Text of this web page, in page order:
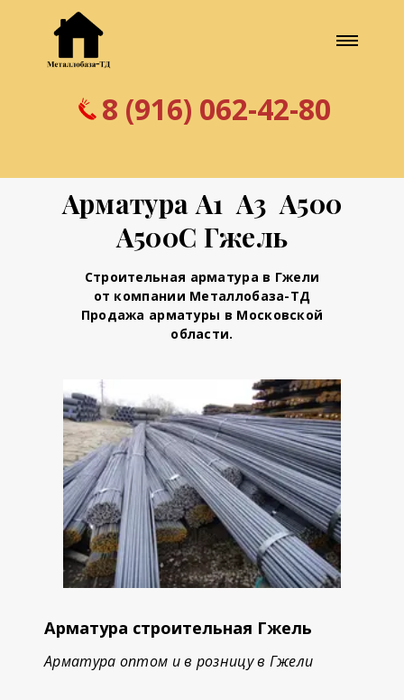
8 (916) 062-42-80
Арматура А1 А3 А500
А500С Гжель
Строительная арматура в Гжели
от компании Металлобаза-ТД
Продажа арматуры в Московской
области.
Арматура строительная Гжель
Арматура оптом и в розницу в Гжели